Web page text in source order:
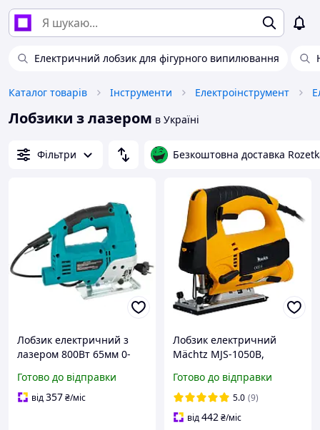
Електричний лобзик для фігурного випилювання
Каталог товарів Інструменти Електроінструмент
Лобзики з лазером в Україні
Фільтри Безкоштовна доставка
Лобзик електричний з
лазером 800Вт 65мм 0-
SAW85 buzyna
Готово до відправки
від357₴/міс
Лобзик електричний
Mächtz MJS-1050B,
Готово до відправки
5.0 (9)
від442₴/міс